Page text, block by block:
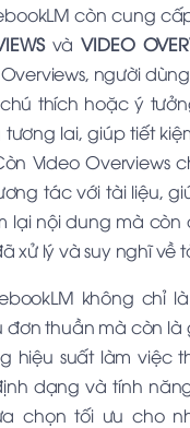
còn cung
vàVIDEO
người
thích hoặc ý
lai, giúp tiết
Video Overviews
tác với tài liệu,
lại nội dung mà còn
xử lý và suy nghĩ về
không chỉ
đơn thuần mà còn
hiệu suất làm việc
dạng và tính
chọn tối ưu cho